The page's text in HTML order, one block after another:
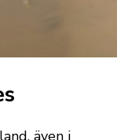
även i